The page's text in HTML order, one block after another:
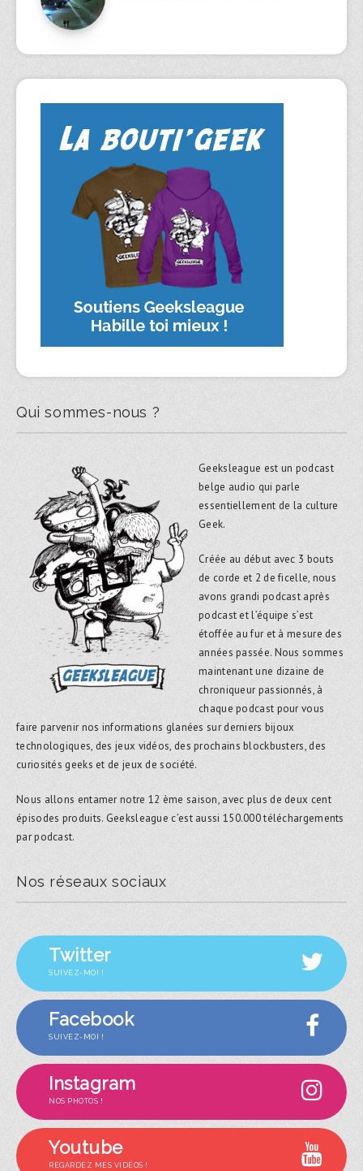
Qui sommes-nous ?
Geeksleague est un podcast
belge audio qui parle
essentiellement de la culture
Geek.
Créée au début avec 3 bouts
de corde et 2 de ficelle, nous
avons grandi podcast après
podcast et l’équipe s’est
étoffée au fur et à mesure des
années passée. Nous sommes
maintenant une dizaine de
chroniqueur passionnés, à
chaque podcast pour vous
faire parvenir nos informations glanées sur derniers bijoux
technologiques, des jeux vidéos, des prochains blockbusters, des
curiosités geeks et de jeux de société.
Nous allons entamer notre 12 ème saison, avec plus de deux cent
épisodes produits. Geeksleague c’est aussi 150.000 téléchargements
par podcast.
Nos réseaux sociaux
Twitter
SUIVEZ-MOI !
Facebook
SUIVEZ-MOI !
Instagram
NOS PHOTOS !
Youtube
REGARDEZ MES VIDÉOS !